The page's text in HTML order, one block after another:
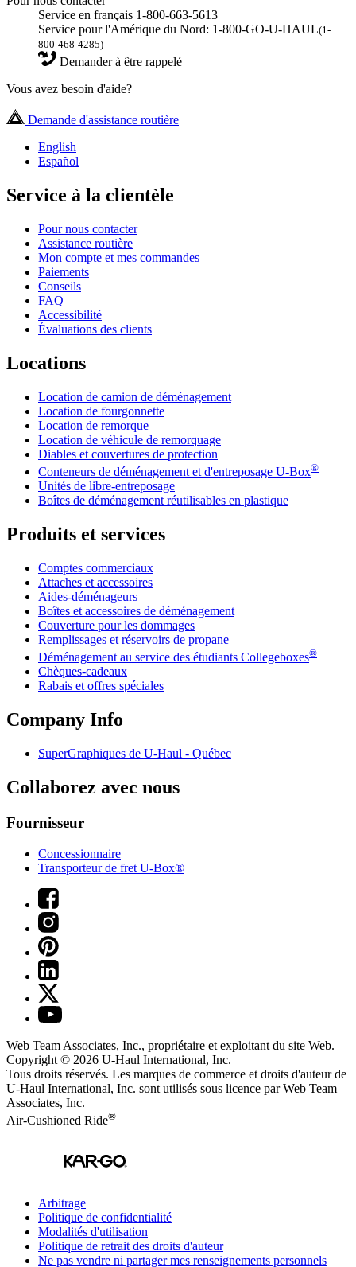
Service en français 1-800-663-5613
Service pour l'Amérique du Nord: 1-800-GO-U-HAUL(1-
800-468-4285)
Demander à être rappelé
Vous avez besoin d'aide?
Demande d'assistance routière
English
Español
Service à la clientèle
Pour nous contacter
Assistance routière
Mon compte et mes commandes
Paiements
Conseils
FAQ
Accessibilité
Évaluations des clients
Locations
Location de camion de déménagement
Location de fourgonnette
Location de remorque
Location de véhicule de remorquage
Diables et couvertures de protection
Conteneurs de déménagement et d'entreposage U-Box®
Unités de libre-entreposage
Boîtes de déménagement réutilisables en plastique
Produits et services
Comptes commerciaux
Attaches et accessoires
Aides-déménageurs
Boîtes et accessoires de déménagement
Couverture pour les dommages
Remplissages et réservoirs de propane
Déménagement au service des étudiants Collegeboxes®
Chèques-cadeaux
Rabais et offres spéciales
Company Info
SuperGraphiques de U-Haul - Québec
Collaborez avec nous
Fournisseur
Concessionnaire
Transporteur de fret U-Box®
Web Team Associates, Inc., propriétaire et exploitant du site Web.
Copyright © 2026 U-Haul International, Inc.
Tous droits réservés. Les marques de commerce et droits d'auteur de
U-Haul International, Inc. sont utilisés sous licence par Web Team
Associates, Inc.
Air-Cushioned Ride®
Arbitrage
Politique de confidentialité
Modalités d'utilisation
Politique de retrait des droits d'auteur
Ne pas vendre ni partager mes renseignements personnels